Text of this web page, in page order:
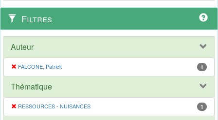
Filtres
Auteur
FALCONE, Patrick 1
Thématique
RESSOURCES - NUISANCES 1